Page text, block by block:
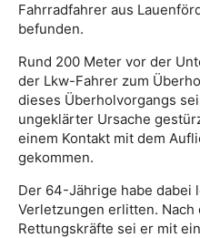
Fahrradfahrer aus
befunden.
Rund 200 Meter vor der
der Lkw-Fahrer zum
dieses Überholvorgangs
ungeklärter Ursache
einem Kontakt mit dem
gekommen.
Der 64-Jährige habe dabei
Verletzungen erlitten.
Rettungskräfte sei er mit